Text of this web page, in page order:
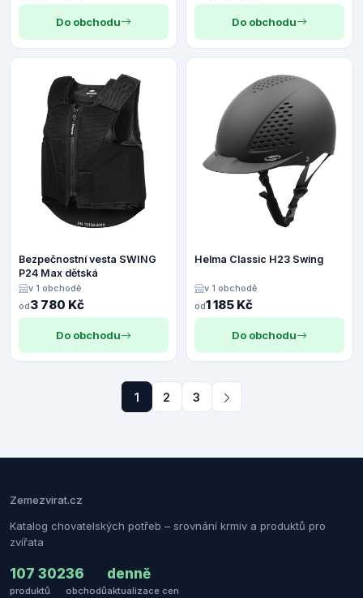
Do obchodu Do obchodu
Bezpečnostní vesta SWING
P24 Max dětská
v 1 obchodě
od3 780 Kč
Do obchodu
Helma Classic H23 Swing
v 1 obchodě
od1 185 Kč
Do obchodu
1 2 3
Zemezvirat.cz
Katalog chovatelských potřeb – srovnání krmiv a produktů pro
zvířata
107 302
produktů
36
obchodů
denně
aktualizace cen